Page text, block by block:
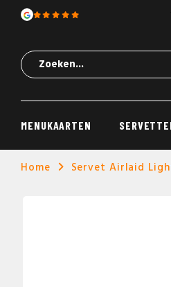
MENUKAARTEN
Home Servet Airlaid